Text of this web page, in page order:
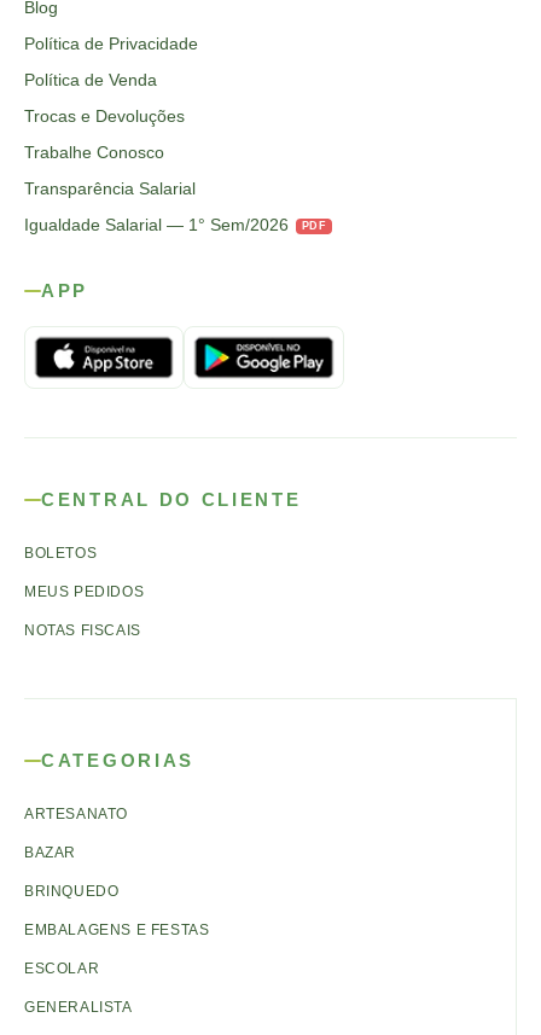
Blog
Política de Privacidade
Política de Venda
Trocas e Devoluções
Trabalhe Conosco
Transparência Salarial
Igualdade Salarial — 1° Sem/2026
PDF
APP
CENTRAL DO CLIENTE
BOLETOS
MEUS PEDIDOS
NOTAS FISCAIS
CATEGORIAS
ARTESANATO
BAZAR
BRINQUEDO
EMBALAGENS E FESTAS
ESCOLAR
GENERALISTA